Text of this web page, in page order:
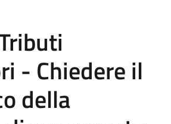
- Chiedere il
della